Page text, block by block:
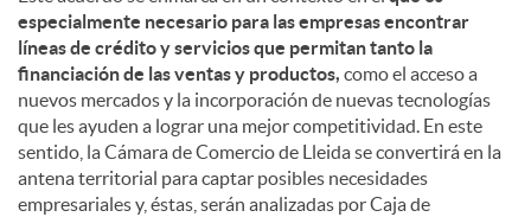
especialmente necesario para las empresas encontrar
líneas de crédito y servicios que permitan tanto la
financiación de las ventas y productos, como el acceso a
nuevos mercados y la incorporación de nuevas tecnologías
que les ayuden a lograr una mejor competitividad. En este
sentido, la Cámara de Comercio de Lleida se convertirá en la
antena territorial para captar posibles necesidades
empresariales y, éstas, serán analizadas por Caja de